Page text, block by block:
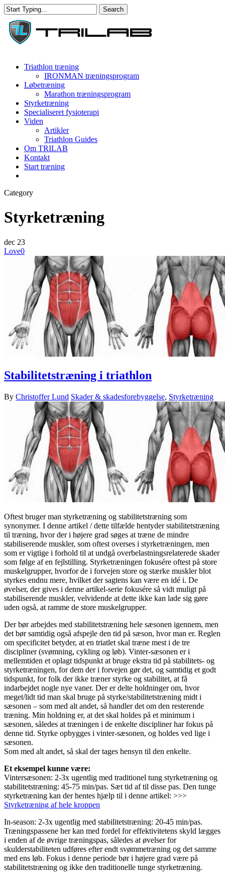
Skip
to
main
content
Search
Close
Search
Menu
Triathlon træning
IRONMAN træningsprogram
Løbetræning
Marathon træningsprogram
Styrketræning
Specialiseret fysioterapi
Viden
Artikler
Triathlon Guides
Om TRILAB
Kontakt
Start træning
Category
Styrketræning
dec 23
Love0
Stabilitetstræning i triathlon
By Christoffer Lund Skader & skadesforebyggelse, Styrketræning
Oftest bruger man styrketræning og stabilitetstræning som
synonymer. I denne artikel / dette tilfælde hentyder stabilitetstræning
til træning, hvor der i højere grad søges at træne de mindre
stabiliserende muskler, som oftest overses i styrketræningen, men
som er vigtige i forhold til at undgå overbelastningsrelaterede skader
som følge af en fejlstilling. Styrketræningen fokusére oftest på store
muskelgrupper, hvorfor de i forvejen store og stærke muskler blot
styrkes endnu mere, hvilket der sagtens kan være en idé i. De
øvelser, der gives i denne artikel-serie fokusére så vidt muligt på
stabiliserende muskler, velvidende at dette ikke kan lade sig gøre
uden også, at ramme de store muskelgrupper.
Der bør arbejdes med stabilitetstræning hele sæsonen igennem, men
det bør samtidig også afspejle den tid på sæson, hvor man er. Reglen
om specificitet betyder, at en triatlet skal træne mest i de tre
discipliner (svømning, cykling og løb). Vinter-sæsonen er i
mellemtiden et oplagt tidspunkt at bruge ekstra tid på stabilitets- og
styrketræningen, for dem der i forvejen gør det, og samtidig et godt
tidspunkt, for folk der ikke træner styrke og stabilitet, at få
indarbejdet nogle nye vaner. Der er delte holdninger om, hvor
meget/lidt tid man skal bruge på styrke/stabilitetstræning midt i
sæsonen – som med alt andet, så handler det om den resterende
træning. Min holdning er, at det skal holdes på et minimum i
sæsonen, således at træningen i de enkelte discipliner har fokus på
denne tid. Styrke opbygges i vinter-sæsonen, og holdes ved lige i
sæsonen.
Som med alt andet, så skal der tages hensyn til den enkelte.
Et eksempel kunne være:
Vintersæsonen: 2-3x ugentlig med traditionel tung styrketræning og
stabilitetstræning: 45-75 min/pas. Sæt tid af til disse pas. Den tunge
styrketræning kan der hentes hjælp til i denne artikel: >>>
Styrketræning af hele kroppen
In-season: 2-3x ugentlig med stabilitetstræning: 20-45 min/pas.
Træningspassene her kan med fordel for effektivitetens skyld lægges
i enden af de øvrige træningspas, således at øvelser for
skulderstabiliteten udføres efter endt svømmetræning og det samme
med ens løb. Fokus i denne periode bør i højere grad være på
stabilitetstræning og ikke den traditionelle tunge styrketræning.